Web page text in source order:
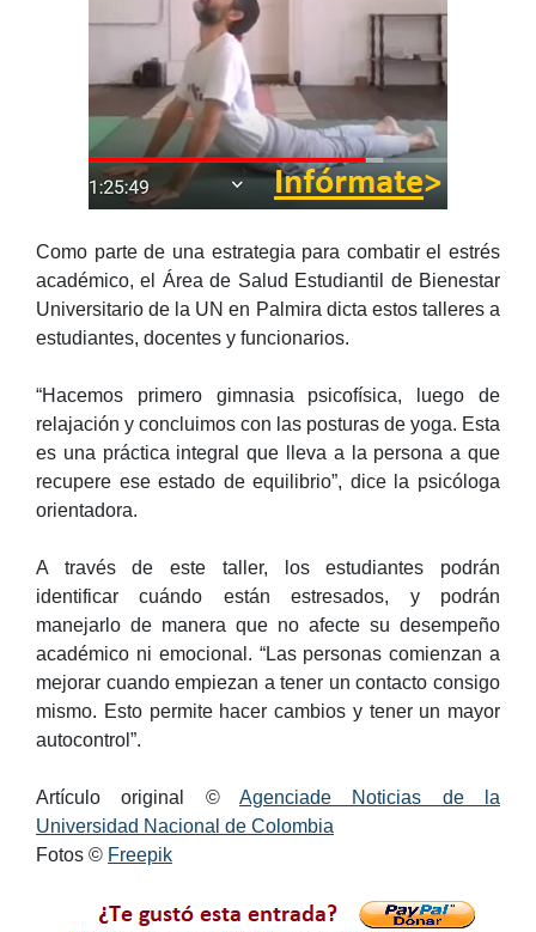
Como parte de una estrategia para combatir el estrés
académico, el Área de Salud Estudiantil de Bienestar
Universitario de la UN en Palmira dicta estos talleres a
estudiantes, docentes y funcionarios.
“Hacemos primero gimnasia psicofísica, luego de
relajación y concluimos con las posturas de yoga. Esta
es una práctica integral que lleva a la persona a que
recupere ese estado de equilibrio”, dice la psicóloga
orientadora.
A través de este taller, los estudiantes podrán
identificar cuándo están estresados, y podrán
manejarlo de manera que no afecte su desempeño
académico ni emocional. “Las personas comienzan a
mejorar cuando empiezan a tener un contacto consigo
mismo. Esto permite hacer cambios y tener un mayor
autocontrol”.
Artículo original © Agenciade Noticias de la
Universidad Nacional de Colombia
Fotos © Freepik